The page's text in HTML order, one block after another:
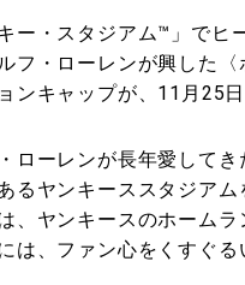
キー・スタジアム™」で
フ・ローレンが興した
ンキャップが、11月25
ローレンが長年愛して
るヤンキーススタジア
、ヤンキースのホーム
は、ファン心をくすぐ